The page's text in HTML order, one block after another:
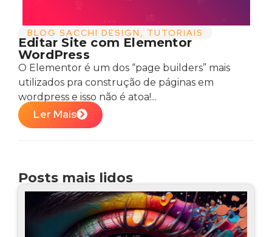
BLOG SACCHI DESIGN , TUTORIAIS
Editar Site com Elementor
WordPress
O Elementor é um dos “page builders” mais
utilizados pra construção de páginas em
wordpress e isso não é atoa!...
Ler Mais
Posts mais lidos